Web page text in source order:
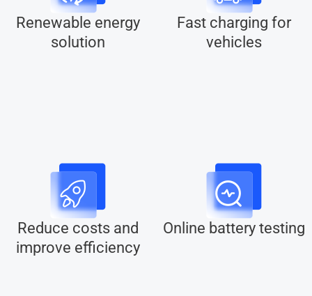
Renewable energy
solution
Fast charging for
vehicles
Reduce costs and
improve efficiency
Online battery testing